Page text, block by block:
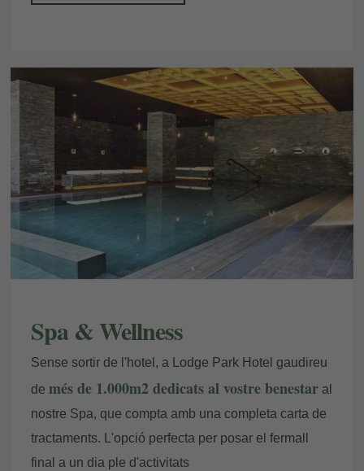
Spa & Wellness
Sense sortir de l'hotel, a Lodge Park Hotel gaudireu
de més de 1.000m2 dedicats al vostre benestar al
nostre Spa, que compta amb una completa carta de
tractaments. L'opció perfecta per posar el fermall
final a un dia ple d'activitats